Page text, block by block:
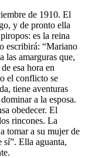
de 1910. El
y de pronto ella
es la reina
escribirá: “Mariano
las amarguras que,
esa hora en
el conflicto se
tiene aventuras
a la esposa.
obedecer. El
rincones. La
tomar a su mujer de
sí”. Ella aguanta,